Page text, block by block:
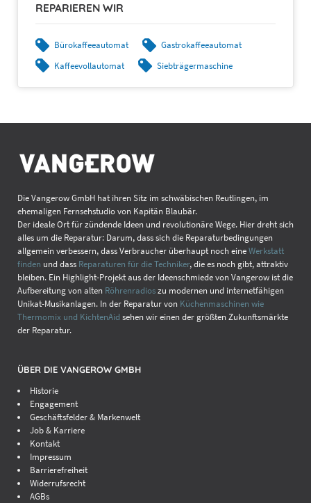
REPARIEREN WIR
Bürokaffeeautomat
Gastrokaffeeautomat
Kaffeevollautomat
Siebträgermaschine
Die Vangerow GmbH hat ihren Sitz im schwäbischen Reutlingen, im
ehemaligen Fernsehstudio von Kapitän Blaubär.
Der ideale Ort für zündende Ideen und revolutionäre Wege. Hier dreht sich
alles um die Reparatur: Darum, dass sich die Reparaturbedingungen
allgemein verbessern, dass Verbraucher überhaupt noch eineWerkstatt
finden und dass Reparaturen für die Techniker, die es noch gibt, attraktiv
bleiben. Ein Highlight-Projekt aus der Ideenschmiede von Vangerow ist die
Aufbereitung von alten Röhrenradioszu modernen und internetfähigen
Unikat-Musikanlagen. In der Reparatur von Küchenmaschinen wie
Thermomix und KichtenAid sehen wir einen der größten Zukunftsmärkte
der Reparatur.
ÜBER DIE VANGEROW GMBH
Historie
Engagement
Geschäftsfelder & Markenwelt
Job & Karriere
Kontakt
Impressum
Barrierefreiheit
Widerrufsrecht
AGBs